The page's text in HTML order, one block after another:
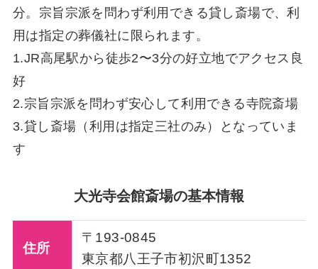
分。宗旨宗派を問わず利用できる貸し斎場で、利
用は指定の葬儀社に限られます。
1.JR高尾駅から徒歩2〜3分の好立地でアクセス良
好
2.宗旨宗派を問わず安心して利用できる寺院斎場
3.貸し斎場（利用は指定三社のみ）となっていま
す
大光寺会館斎場の基本情報
住所
〒193-0845
東京都八王子市初沢町1352